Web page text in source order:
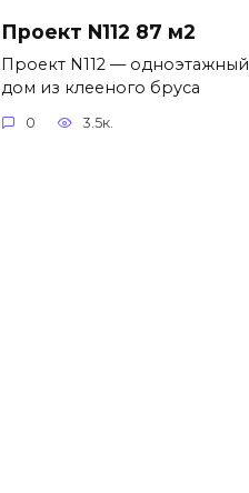
Проект N112 87 м2
Проект N112 — одноэтажный
дом из клееного бруса
0 3.5к.